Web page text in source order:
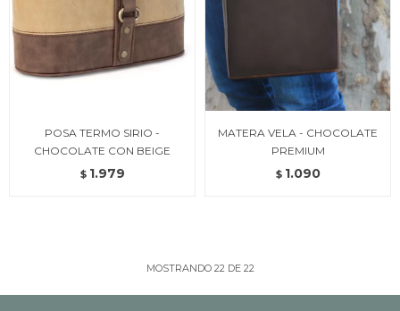
POSA TERMO SIRIO -
CHOCOLATE CON BEIGE
$ 1.979
MATERA VELA - CHOCOLATE
PREMIUM
$ 1.090
MOSTRANDO 22 DE 22